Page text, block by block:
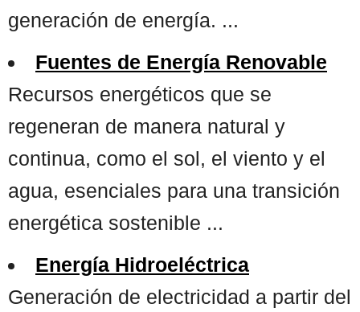
generación de energía. ...
Fuentes de Energía Renovable
Recursos energéticos que se
regeneran de manera natural y
continua, como el sol, el viento y el
agua, esenciales para una transición
energética sostenible ...
Energía Hidroeléctrica
Generación de electricidad a partir del